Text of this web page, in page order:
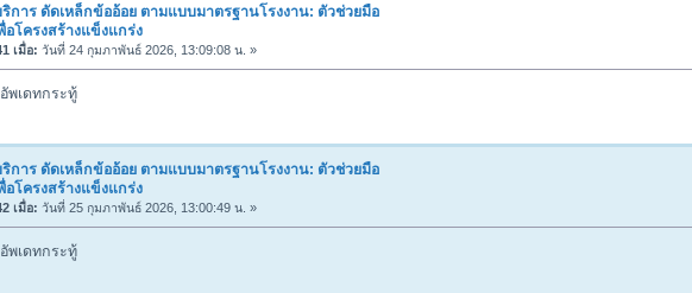
ริการ ดัดเหล็กข้ออ้อย ตามแบบมาตรฐานโรงงาน: ตัวช่วยมือ
อโครงสร้างแข็งแกร่ง
เมื่อ: วันที่ 24 กุมภาพันธ์ 2026, 13:09:08 น. »
พเดทกระทู้
ริการ ดัดเหล็กข้ออ้อย ตามแบบมาตรฐานโรงงาน: ตัวช่วยมือ
อโครงสร้างแข็งแกร่ง
เมื่อ: วันที่ 25 กุมภาพันธ์ 2026, 13:00:49 น. »
พเดทกระทู้